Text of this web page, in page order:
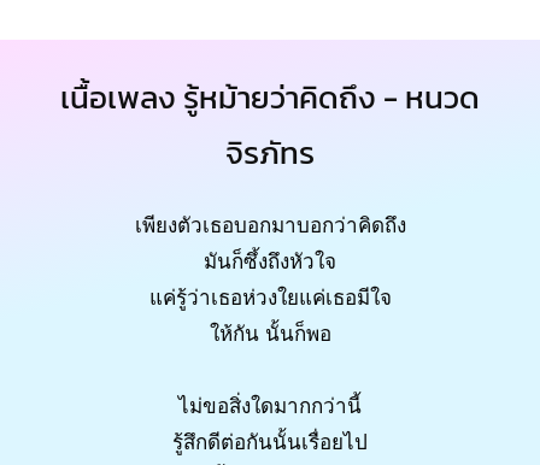
เนื้อเพลง รู้หม้ายว่าคิดถึง - หนวด
จิรภัทร
เพียงตัวเธอบอกมาบอกว่าคิดถึง
มันก็ซึ้งถึงหัวใจ
แค่รู้ว่าเธอห่วงใยแค่เธอมีใจ
ให้กัน นั้นก็พอ
ไม่ขอสิ่งใดมากกว่านี้
รู้สึกดีต่อกันนั้นเรื่อยไป